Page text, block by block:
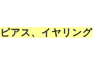
ピアス、イヤリング